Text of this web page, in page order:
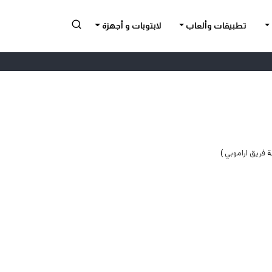
تطبيقات وألعاب لابتوبات و أجهزة
فريق اراموبي )